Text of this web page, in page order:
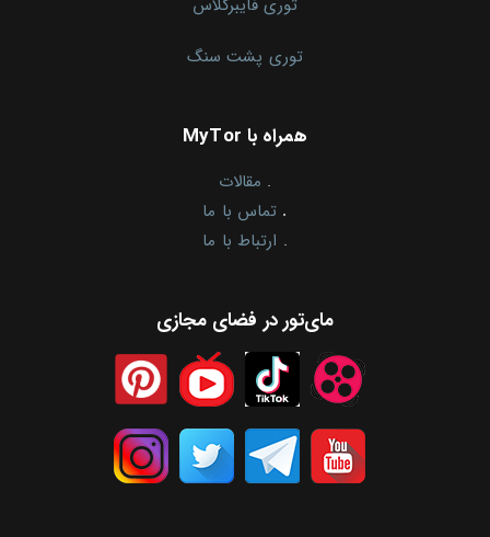
توری فایبرگلاس
توری پشت سنگ
همراه با MyTor
. مقالات
. تماس با ما
. ارتباط با ما
مای‌تور در فضای مجازی